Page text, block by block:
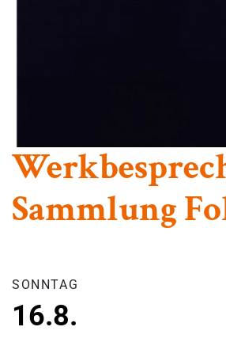
Sammlung
SONNTAG
16.8.